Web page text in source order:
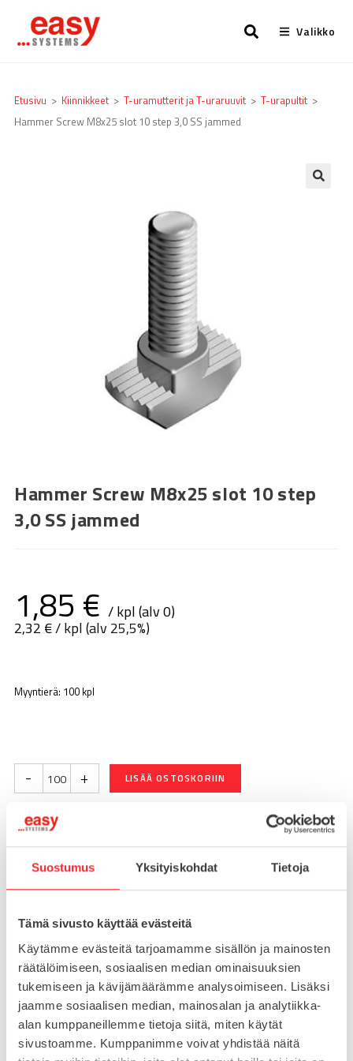
Suostumus Yksityiskohdat Tietoja
Tämä sivusto käyttää evästeitä
Käytämme evästeitä tarjoamamme sisällön ja mainosten
räätälöimiseen, sosiaalisen median ominaisuuksien
tukemiseen ja kävijämäärämme analysoimiseen. Lisäksi
jaamme sosiaalisen median, mainosalan ja analytiikka-
alan kumppaneillemme tietoja siitä, miten käytät
sivustoamme. Kumppanimme voivat yhdistää näitä
Valikko
Etusivu > Kiinnikkeet > T-uramutterit ja T-uraruuvit > T-urapultit >
Hammer Screw M8x25 slot 10 step 3,0 SS jammed
Hammer Screw M8x25 slot 10 step
3,0 SS jammed
1,85€ / kpl (alv 0)
2,32 €/ kpl (alv 25,5%)
Myyntierä: 100 kpl
- + LISÄÄ OSTOSKORIIN
Nopea toimitus 3 arkipäivää!
Toimituskulut 25€ kun lähetyksen pituus alle 1900mm.
Tuotenumero
096HK1030M0825E
Osasto
T-urapultit